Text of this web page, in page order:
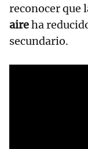
reconocer que
aireha
secundario.